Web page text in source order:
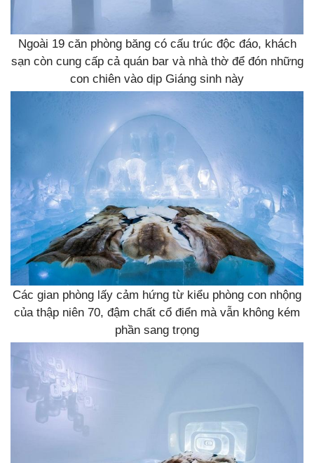
Ngoài 19 căn phòng băng có cấu trúc độc đáo, khách
sạn còn cung cấp cả quán bar và nhà thờ để đón những
con chiên vào dịp Giáng sinh này
Các gian phòng lấy cảm hứng từ kiểu phòng con nhộng
của thập niên 70, đậm chất cổ điển mà vẫn không kém
phần sang trọng